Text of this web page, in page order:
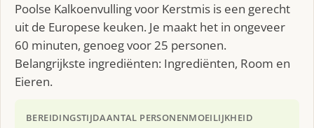
Poolse Kalkoenvulling voor Kerstmis is een gerecht
uit de Europese keuken. Je maakt het in ongeveer
60 minuten, genoeg voor 25 personen.
Belangrijkste ingrediënten: Ingrediënten, Room en
Eieren.
BEREIDINGSTIJDAANTAL PERSONENMOEILIJKHEID